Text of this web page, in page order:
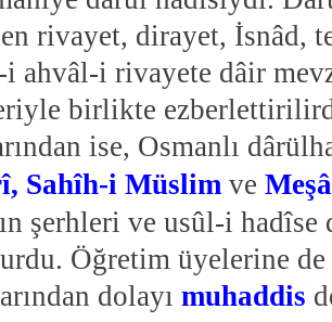
rivayet, dirayet, İsnâd,
ahvâl-i rivayete dâir
birlikte
ise, Osmanlı
Sahîh-i Müslimve
şerhleri ve usûl-i hadîse
Öğretim üyelerine
dolayı muhaddis